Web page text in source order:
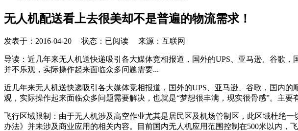
无人机配送看上去很美却不是普遍的物流需求！
发表于： 2016-04-20 状态：已阅读 来源：互联网
导读：近几年来无人机送快递吸引各大媒体竞相报道，国外的UPS、亚马逊、谷歌
并不乐观，实际操作起来面临众多问题需要...
近几年来无人机送快递吸引各大媒体竞相报道，国外的UPS、亚马逊、谷歌，国内
观，实际操作起来面临众多问题需要解决，也就是“梦想很丰满，现实很骨感”。主要
飞行区域限制：由于无人机涉及高空作业尤其是居民区及机场管制区，此区域杜绝
办法》并未涉及商业应用的相关内容。目前国内无人机应用范围控制在500米以内